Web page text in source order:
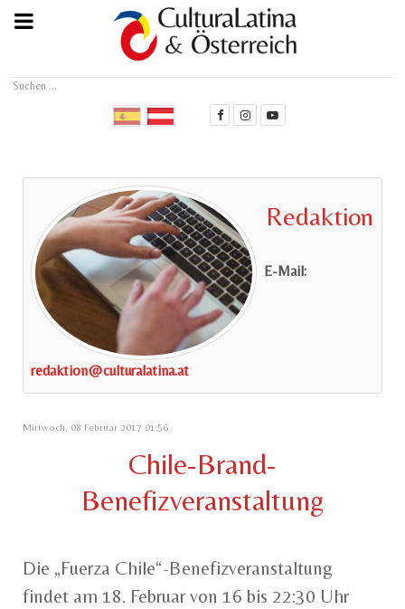
Suchen
Redaktion
E-Mail:
redaktion@culturalatina.at
Mittwoch, 08 Februar 2017 01:56
Chile-Brand-
Benefizveranstaltung
Die „Fuerza Chile“-Benefizveranstaltung
findet am 18. Februar von 16 bis 22:30 Uhr